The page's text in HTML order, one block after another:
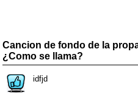
Cancion de fondo de la
¿Como se llama?
idfjd